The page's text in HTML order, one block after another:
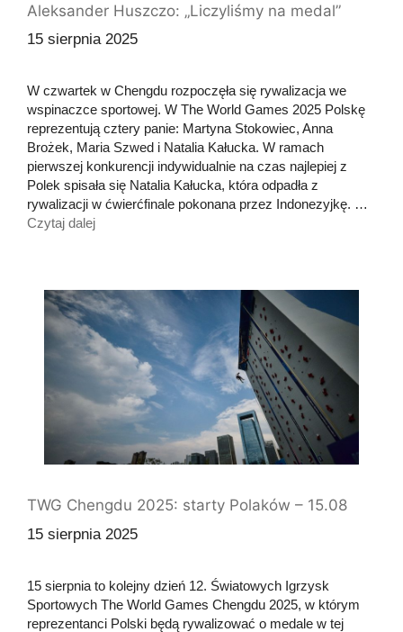
Aleksander Huszczo: „Liczyliśmy na medal”
15 sierpnia 2025
W czwartek w Chengdu rozpoczęła się rywalizacja we
wspinaczce sportowej. W The World Games 2025 Polskę
reprezentują cztery panie: Martyna Stokowiec, Anna
Brożek, Maria Szwed i Natalia Kałucka. W ramach
pierwszej konkurencji indywidualnie na czas najlepiej z
Polek spisała się Natalia Kałucka, która odpadła z
rywalizacji w ćwierćfinale pokonana przez Indonezyjkę. …
Czytaj dalej
TWG Chengdu 2025: starty Polaków – 15.08
15 sierpnia 2025
15 sierpnia to kolejny dzień 12. Światowych Igrzysk
Sportowych The World Games Chengdu 2025, w którym
reprezentanci Polski będą rywalizować o medale w tej